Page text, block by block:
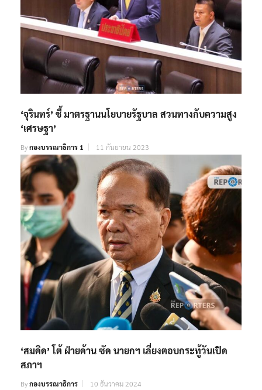
‘จุรินทร์’ ชี้ มาตรฐานนโยบายรัฐบาล สวนทางกับความสูง
‘เศรษฐา’
Byกองบรรณาธิการ 1 11 กันยายน 2023
‘สมคิด’ โต้ ฝ่ายค้าน ซัด นายกฯ เลี่ยงตอบกระทู้วันเปิด
สภาฯ
Byกองบรรณาธิการ 10 ธันวาคม 2024